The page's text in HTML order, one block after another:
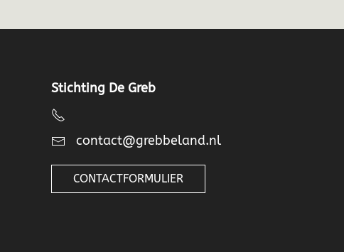
Stichting De Greb
contact@grebbeland.nl
CONTACTFORMULIER